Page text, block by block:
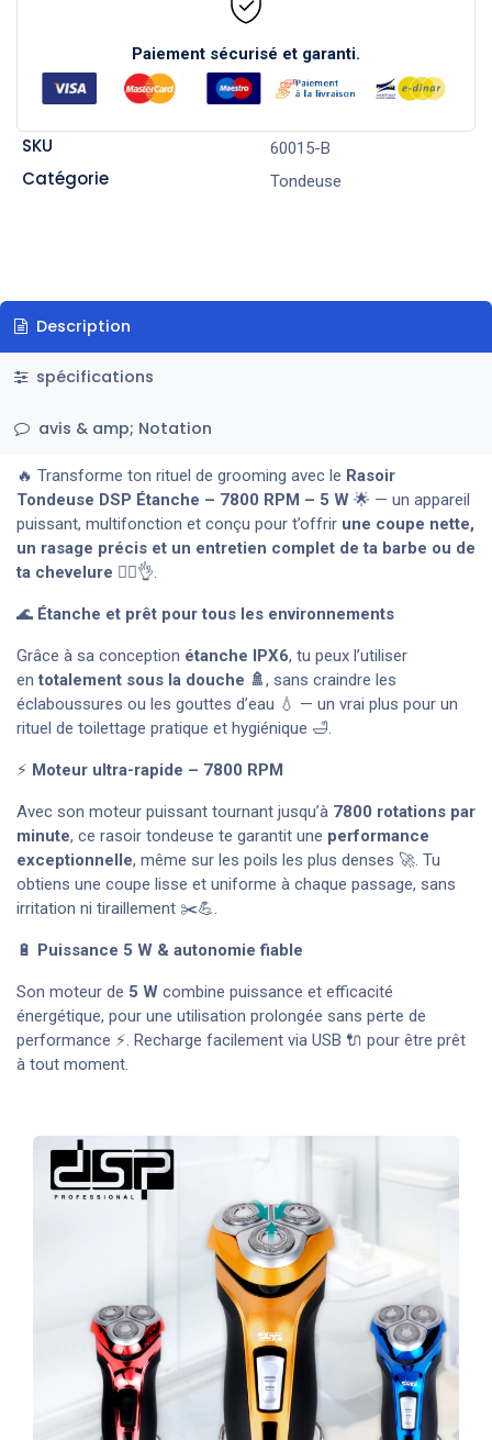
Paiement sécurisé et garanti.
SKU 60015-B
Catégorie Tondeuse
Description
spécifications
avis & amp; Notation
🔥 Transforme ton rituel de grooming avec le Rasoir
Tondeuse DSP Étanche – 7800 RPM – 5 W 🌟 — un appareil
puissant, multifonction et conçu pour t’offrir une coupe nette,
un rasage précis et un entretien complet de ta barbe ou de
ta chevelure 💇‍♂️👌.
🌊 Étanche et prêt pour tous les environnements
Grâce à sa conception étanche IPX6, tu peux l’utiliser
entotalement sous la douche 🚿, sans craindre les
éclaboussures ou les gouttes d’eau 💧 — un vrai plus pour un
rituel de toilettage pratique et hygiénique 🛁.
⚡ Moteur ultra-rapide – 7800 RPM
Avec son moteur puissant tournant jusqu’à 7800 rotations par
minute, ce rasoir tondeuse te garantit une performance
exceptionnelle, même sur les poils les plus denses 🚀. Tu
obtiens une coupe lisse et uniforme à chaque passage, sans
irritation ni tiraillement ✂️💪.
🔋 Puissance 5 W & autonomie fiable
Son moteur de 5 W combine puissance et efficacité
énergétique, pour une utilisation prolongée sans perte de
performance ⚡. Recharge facilement via USB 🔌 pour être prêt
à tout moment.